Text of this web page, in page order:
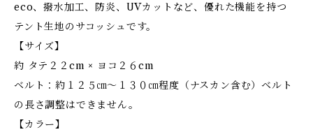
eco、撥水加工、防炎、UVカットなど、優れた機能を持つ
テント生地のサコッシュです。
【サイズ】
約 タテ２２cm × ヨコ２６cm
ベルト：約１２５㎝～１３０㎝程度（ナスカン含む）ベルト
の長さ調整はできません。
【カラー】